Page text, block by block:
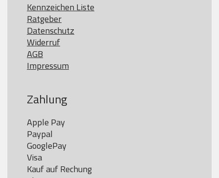
Kennzeichen Liste
Ratgeber
Datenschutz
Widerruf
AGB
Impressum
Zahlung
Apple Pay
Paypal
GooglePay
Visa
Kauf auf Rechung